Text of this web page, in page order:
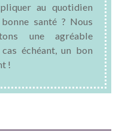
au quotidien
santé ? Nous
une agréable
échéant, un bon
!